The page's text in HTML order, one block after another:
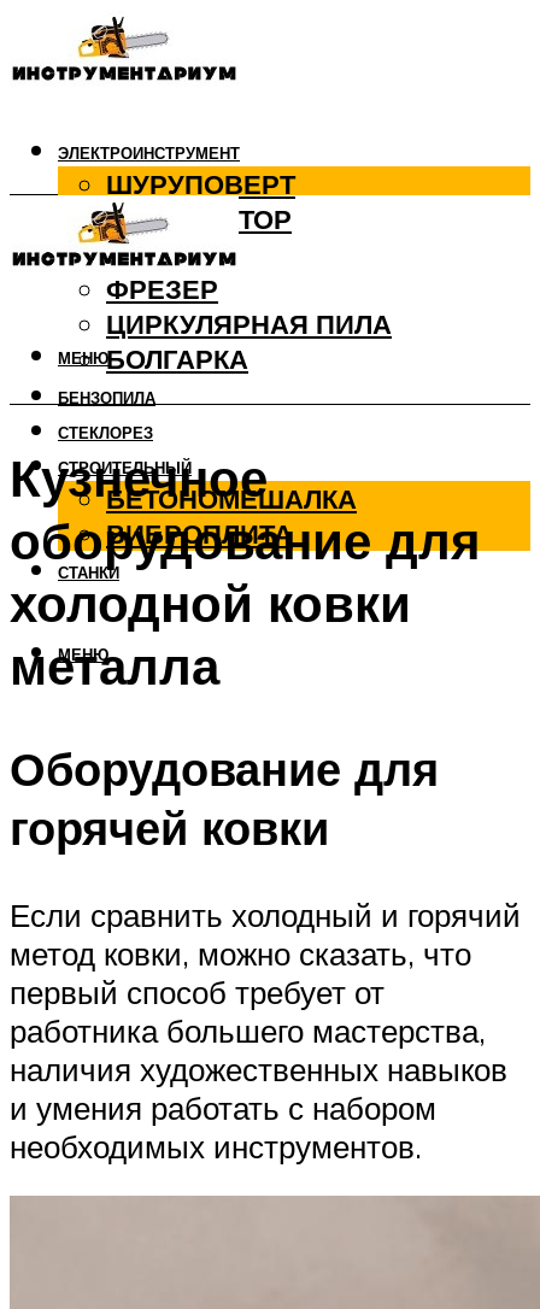
ЭЛЕКТРОИНСТРУМЕНТ
ШУРУПОВЕРТ
ПЕРФОРАТОР
ДРЕЛЬ
ФРЕЗЕР
ЦИРКУЛЯРНАЯ ПИЛА
БОЛГАРКА
БЕНЗОПИЛА
СТЕКЛОРЕЗ
СТРОИТЕЛЬНЫЙ
БЕТОНОМЕШАЛКА
ВИБРОПЛИТА
СТАНКИ
МЕНЮ
МЕНЮ
Кузнечное
оборудование для
холодной ковки
металла
Оборудование для
горячей ковки
Если сравнить холодный и горячий
метод ковки, можно сказать, что
первый способ требует от
работника большего мастерства,
наличия художественных навыков
и умения работать с набором
необходимых инструментов.